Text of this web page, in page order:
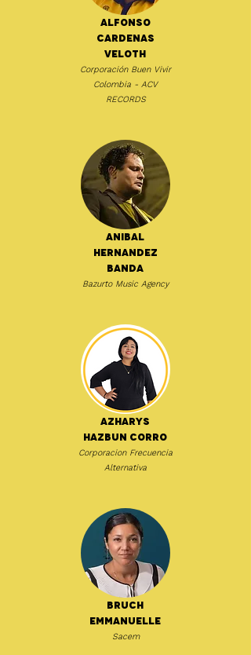
Alfonso
Cardenas
Veloth
Corporación Buen Vivir
Colombia - ACV
RECORDS
Anibal
Hernandez
Banda
Bazurto Music Agency
Azharys
Hazbun Corro
Corporacion Frecuencia
Alternativa
Bruch
Emmanuelle
Sacem